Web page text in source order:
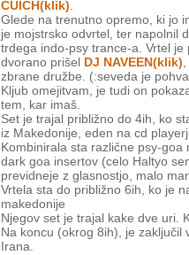
CUICH(klik)
Glede na trenutno opremo, ki jo
je mojstrsko odvrtel, ter napolnil
trdega indo-psy trance-a. Vrtel
dvorano prišel DJ NAVEEN(klik)
zbrane družbe. (:seveda je
Kljub omejitvam, je tudi on
tem, kar imaš.
Set je trajal približno do 4ih, ko
iz Makedonije, eden na cd
Kombinirala sta različne psy-
dark goa insertov (celo Haltyo
previdneje z glasnostjo, malo
Vrtela sta do približno 6ih, ko je
makedonije
Njegov set je trajal kake dve uri.
Na koncu (okrog 8ih), je
Irana.